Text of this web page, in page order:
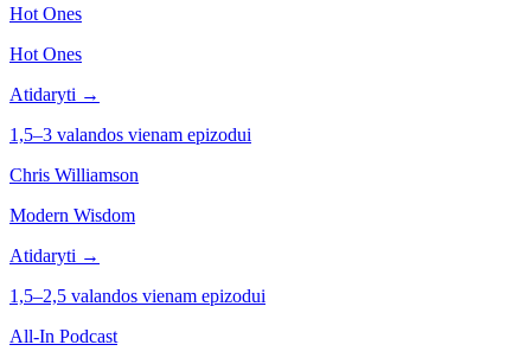
Hot Ones
Hot Ones
Atidaryti →
1,5–3 valandos vienam epizodui
Chris Williamson
Modern Wisdom
Atidaryti →
1,5–2,5 valandos vienam epizodui
All-In Podcast